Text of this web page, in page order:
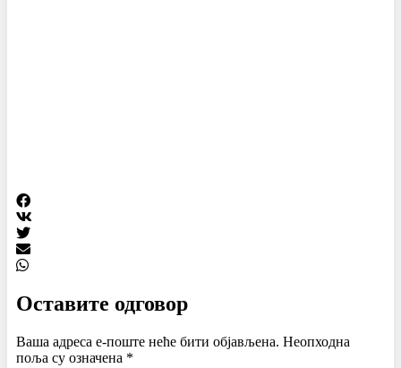
Оставите одговор
Ваша адреса е-поште неће бити објављена. Неопходна
поља су означена *